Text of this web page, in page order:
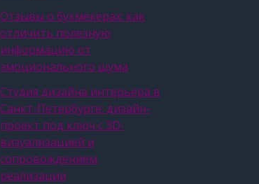
Отзывы о букмекерах: как
отличить полезную
информацию от
эмоционального шума
Студия дизайна интерьера в
Санкт-Петербурге: дизайн-
проект под ключ с 3D-
визуализацией и
сопровождением
реализации